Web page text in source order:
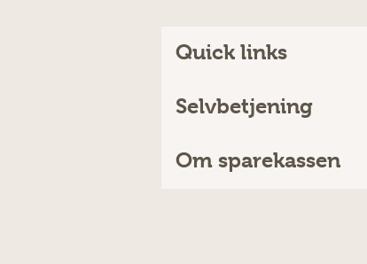
Quick links
Selvbetjening
Om sparekassen